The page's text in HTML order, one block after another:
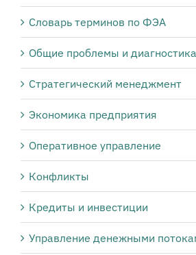
Словарь терминов по ФЭА
Общие проблемы и
Стратегический менеджмент
Экономика предприятия
Оперативное управление
Конфликты
Кредиты и инвестиции
Управление денежными